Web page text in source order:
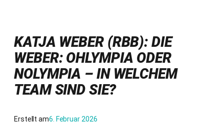
KATJA WEBER (RBB): DIE
WEBER: OHLYMPIA ODER
NOLYMPIA – IN WELCHEM
TEAM SIND SIE?
Erstellt am6. Februar 2026